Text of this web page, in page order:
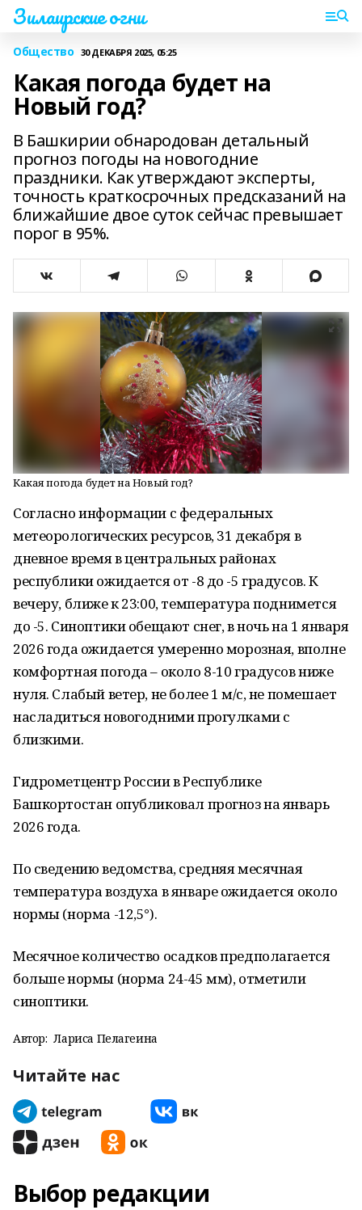
Зилаирские огни
Общество 30 ДЕКАБРЯ 2025, 05:25
Какая погода будет на
Новый год?
В Башкирии обнародован детальный
прогноз погоды на новогодние
праздники. Как утверждают эксперты,
точность краткосрочных предсказаний на
ближайшие двое суток сейчас превышает
порог в 95%.
Какая погода будет на Новый год?
Согласно информации с федеральных
метеорологических ресурсов, 31 декабря в
дневное время в центральных районах
республики ожидается от -8 до -5 градусов. К
вечеру, ближе к 23:00, температура поднимется
до -5. Синоптики обещают снег, в ночь на 1 января
2026 года ожидается умеренно морозная, вполне
комфортная погода – около 8-10 градусов ниже
нуля. Слабый ветер, не более 1 м/с, не помешает
насладиться новогодними прогулками с
близкими.
Гидрометцентр России в Республике
Башкортостан опубликовал прогноз на январь
2026 года.
По сведению ведомства, средняя месячная
температура воздуха в январе ожидается около
нормы (норма -12,5°).
Месячное количество осадков предполагается
больше нормы (норма 24-45 мм), отметили
синоптики.
Автор: Лариса Пелагеина
Читайте нас
Выбор редакции